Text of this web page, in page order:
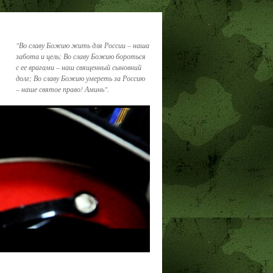
"Во славу Божию жить для России – наша
забота и цель; Во славу Божию бороться
с ее врагами – наш священный сыновний
долг; Во славу Божию умереть за Россию
– наше святое право! Аминь".